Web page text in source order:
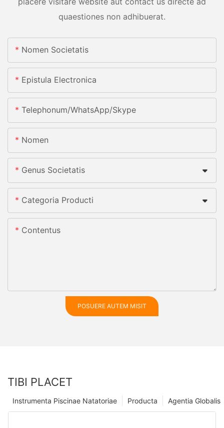
quaestiones non adhibuerat.
Nomen Societatis
Epistula Electronica
Telephonum/whatsApp/skype
Nomen
Genus Societatis
Categoria Producti
Contentus
POSUERE AUTEM MISIT
TIBI PLACET
Agentia Globalis
Producta
Instrumenta Piscinae Natatoriae